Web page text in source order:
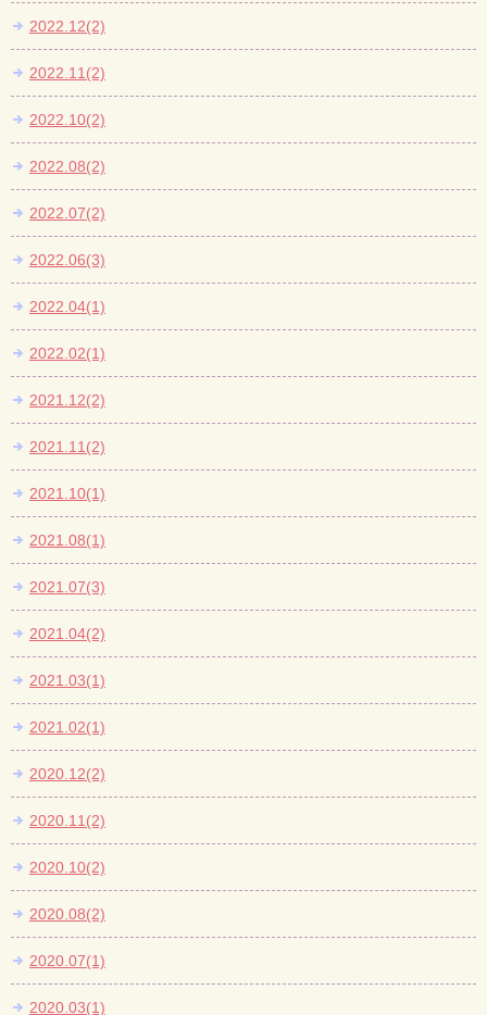
2022.12(2)
2022.11(2)
2022.10(2)
2022.08(2)
2022.07(2)
2022.06(3)
2022.04(1)
2022.02(1)
2021.12(2)
2021.11(2)
2021.10(1)
2021.08(1)
2021.07(3)
2021.04(2)
2021.03(1)
2021.02(1)
2020.12(2)
2020.11(2)
2020.10(2)
2020.08(2)
2020.07(1)
2020.03(1)